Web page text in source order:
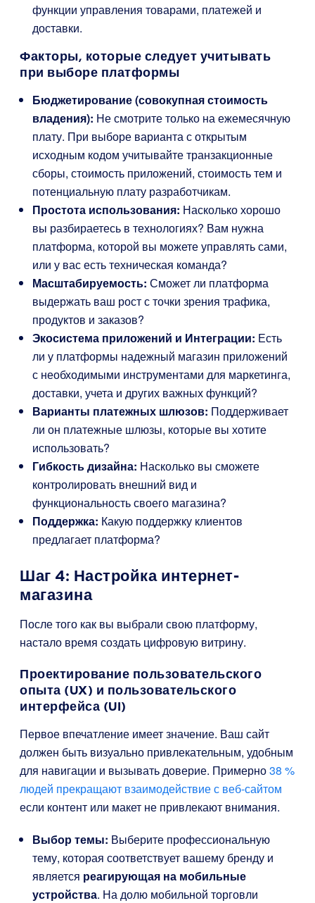
функции управления товарами, платежей и
доставки.
Факторы, которые следует учитывать
при выборе платформы
Бюджетирование (совокупная стоимость
владения): Не смотрите только на ежемесячную
плату. При выборе варианта с открытым
исходным кодом учитывайте транзакционные
сборы, стоимость приложений, стоимость тем и
потенциальную плату разработчикам.
Простота использования: Насколько хорошо
вы разбираетесь в технологиях? Вам нужна
платформа, которой вы можете управлять сами,
или у вас есть техническая команда?
Масштабируемость: Сможет ли платформа
выдержать ваш рост с точки зрения трафика,
продуктов и заказов?
Экосистема приложений и Интеграции: Есть
ли у платформы надежный магазин приложений
с необходимыми инструментами для маркетинга,
доставки, учета и других важных функций?
Варианты платежных шлюзов: Поддерживает
ли он платежные шлюзы, которые вы хотите
использовать?
Гибкость дизайна: Насколько вы сможете
контролировать внешний вид и
функциональность своего магазина?
Поддержка: Какую поддержку клиентов
предлагает платформа?
Шаг 4: Настройка интернет-
магазина
После того как вы выбрали свою платформу,
настало время создать цифровую витрину.
Проектирование пользовательского
опыта (UX) и пользовательского
интерфейса (UI)
Первое впечатление имеет значение. Ваш сайт
должен быть визуально привлекательным, удобным
для навигации и вызывать доверие. Примерно38 %
людей прекращают взаимодействие с веб-сайтом
если контент или макет не привлекают внимания.
Выбор темы: Выберите профессиональную
тему, которая соответствует вашему бренду и
является реагирующая на мобильные
устройства. На долю мобильной торговли